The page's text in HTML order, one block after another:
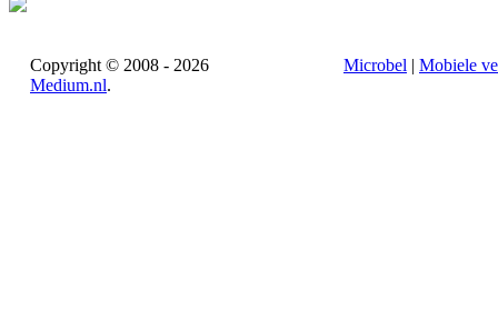
Copyright © 2008 - 2026
Medium.nl.
Microbel | Mobiele